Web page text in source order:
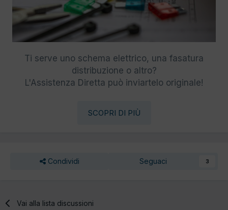
Ti serve uno schema elettrico, una fasatura
distribuzione o altro?
L'Assistenza Diretta può inviartelo originale!
SCOPRI DI PIÙ
Condividi Seguaci 3
Vai alla lista discussioni